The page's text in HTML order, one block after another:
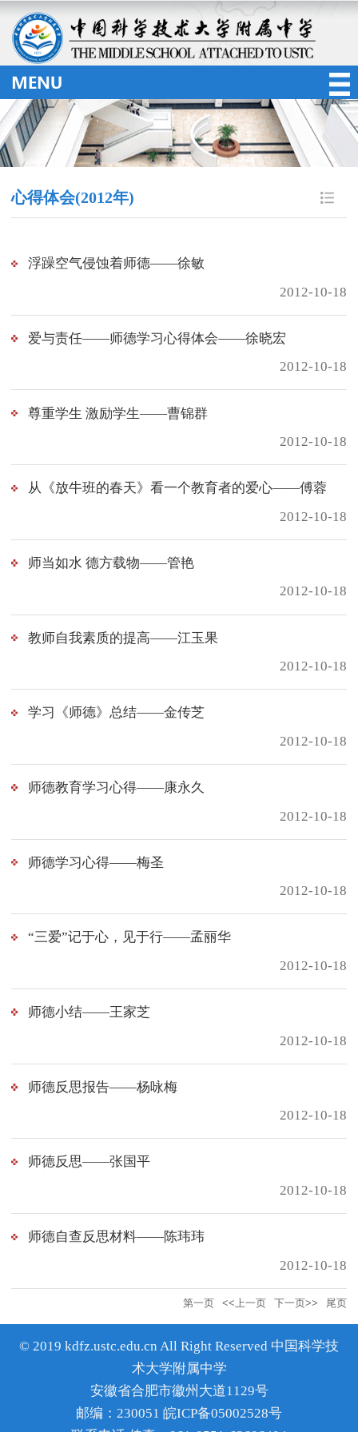
心得体会(2012年)
浮躁空气侵蚀着师德——徐敏
2012-10-18
爱与责任——师德学习心得体会——徐晓宏
2012-10-18
尊重学生 激励学生——曹锦群
2012-10-18
从《放牛班的春天》看一个教育者的爱心——傅蓉
2012-10-18
师当如水 德方载物——管艳
2012-10-18
教师自我素质的提高——江玉果
2012-10-18
学习《师德》总结——金传芝
2012-10-18
师德教育学习心得——康永久
2012-10-18
师德学习心得——梅圣
2012-10-18
“三爱”记于心，见于行——孟丽华
2012-10-18
师德小结——王家芝
2012-10-18
师德反思报告——杨咏梅
2012-10-18
师德反思——张国平
2012-10-18
师德自查反思材料——陈玮玮
2012-10-18
第一页 <<上一页 下一页>> 尾页
© 2019 kdfz.ustc.edu.cn All Right Reserved 中国科学技
术大学附属中学
安徽省合肥市徽州大道1129号
邮编：230051 皖ICP备05002528号